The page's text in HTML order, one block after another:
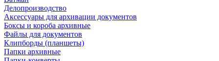
Делопроизводство
Аксессуары для архивации документов
Боксы и короба архивные
Файлы для документов
Клипборды (планшеты)
Папки архивные